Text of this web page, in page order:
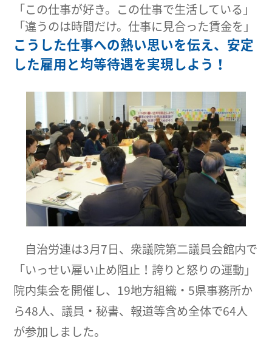
「この仕事が好き。この仕事で生活している」
「違うのは時間だけ。仕事に見合った賃金を」
こうした仕事への熱い思いを伝え、安定
した雇用と均等待遇を実現しよう！
自治労連は3月7日、衆議院第二議員会館内で
「いっせい雇い止め阻止！誇りと怒りの運動」
院内集会を開催し、19地方組織・5県事務所か
ら48人、議員・秘書、報道等含め全体で64人
が参加しました。